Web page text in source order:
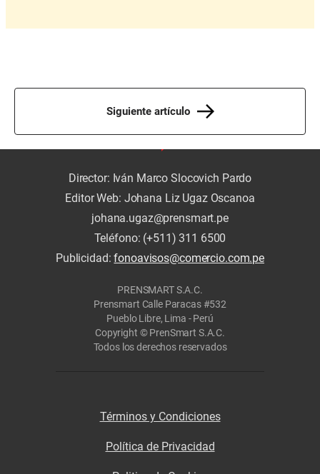
Siguiente artículo
Director: Iván Marco Slocovich Pardo
Editor Web: Johana Liz Ugaz Oscanoa
johana.ugaz@prensmart.pe
Teléfono: (+511) 311 6500
Publicidad:fonoavisos@comercio.com.pe
PRENSMART S.A.C.
Prensmart Calle Paracas #532
Pueblo Libre, Lima - Perú
Copyright © PrenSmart S.A.C.
Todos los derechos reservados
Términos y Condiciones
Política de Privacidad